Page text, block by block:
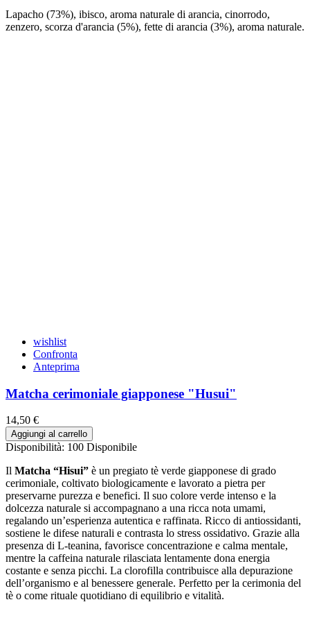
Lapacho (73%), ibisco, aroma naturale di arancia, cinorrodo,
zenzero, scorza d'arancia (5%), fette di arancia (3%), aroma naturale.
wishlist
Confronta
Anteprima
Matcha cerimoniale giapponese "Husui"
14,50 €
Aggiungi al carrello
Disponibilità: 100 Disponibile
Il Matcha “Hisui” è un pregiato tè verde giapponese di grado
cerimoniale, coltivato biologicamente e lavorato a pietra per
preservarne purezza e benefici. Il suo colore verde intenso e la
dolcezza naturale si accompagnano a una ricca nota umami,
regalando un’esperienza autentica e raffinata. Ricco di antiossidanti,
sostiene le difese naturali e contrasta lo stress ossidativo. Grazie alla
presenza di L-teanina, favorisce concentrazione e calma mentale,
mentre la caffeina naturale rilasciata lentamente dona energia
costante e senza picchi. La clorofilla contribuisce alla depurazione
dell’organismo e al benessere generale. Perfetto per la cerimonia del
tè o come rituale quotidiano di equilibrio e vitalità.